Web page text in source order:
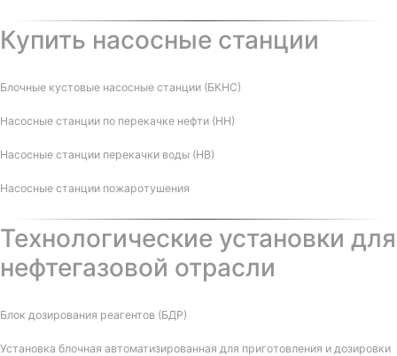
Купить насосные станции
Блочные кустовые насосные станции (БКНС)
Насосные станции по перекачке нефти (НН)
Насосные станции перекачки воды (НВ)
Насосные станции пожаротушения
Технологические установки для
нефтегазовой отрасли
Блок дозирования реагентов (БДР)
Установка блочная автоматизированная для приготовления и дозировки